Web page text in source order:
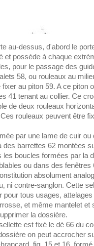
au-dessus, d'abord le
et possède à chaque
pour le passage des
58, ou rouleaux au
au piton 59. A ce piton
41 tenant au collier. Ce
de deux rouleaux
rouleaux peuvent être
par une lame de cuir
barrettes 62 montées
les boucles formées par la
ou dans des fenêtres
absolument
ni contre-sanglon. Cette
pour tous usages,
et même mantelet et
la dossière.
est fixé le dé 66 du
on peut accrocher